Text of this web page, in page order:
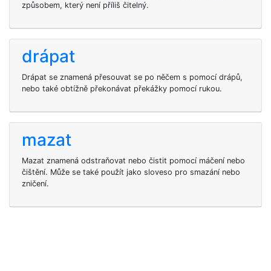
způsobem, který není příliš čitelný.
drápat
Drápat se znamená přesouvat se po něčem s pomocí drápů,
nebo také obtížně překonávat překážky pomocí rukou.
mazat
Mazat znamená odstraňovat nebo čistit pomocí máčení nebo
čištění. Může se také použít jako sloveso pro smazání nebo
zničení.